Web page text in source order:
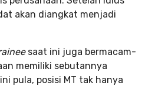
akan diangkat menjadi
saat ini juga bermacam-
memiliki sebutannya
pula, posisi MT tak hanya